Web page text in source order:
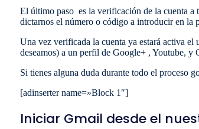
El último paso es la verificación de la cuenta a
dictarnos el número o código a introducir en la
Una vez verificada la cuenta ya estará activa el
deseamos) a un perfil de Google+ , Youtube, y
Si tienes alguna duda durante todo el proceso
[adinserter name=»Block 1″]
Iniciar Gmail desde el